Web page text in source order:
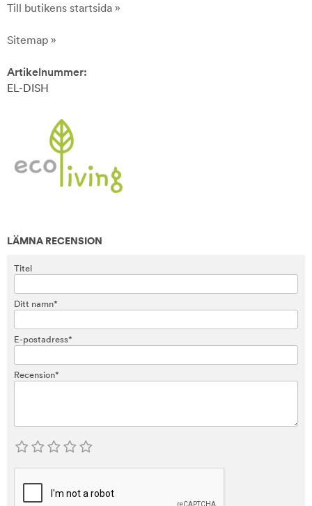
Till butikens startsida »
Sitemap »
Artikelnummer:
EL-DISH
LÄMNA RECENSION
Titel
Ditt namn*
E-postadress*
Recension*